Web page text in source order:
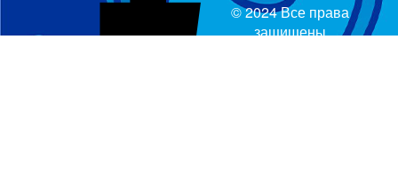
© 2024 Все права
защищены